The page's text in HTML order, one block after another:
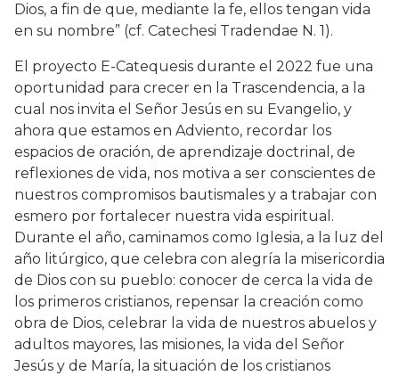
Dios, a fin de que, mediante la fe, ellos tengan vida
en su nombre” (cf. Catechesi Tradendae N. 1).
El proyecto E-Catequesis durante el 2022 fue una
oportunidad para crecer en la Trascendencia, a la
cual nos invita el Señor Jesús en su Evangelio, y
ahora que estamos en Adviento, recordar los
espacios de oración, de aprendizaje doctrinal, de
reflexiones de vida, nos motiva a ser conscientes de
nuestros compromisos bautismales y a trabajar con
esmero por fortalecer nuestra vida espiritual.
Durante el año, caminamos como Iglesia, a la luz del
año litúrgico, que celebra con alegría la misericordia
de Dios con su pueblo: conocer de cerca la vida de
los primeros cristianos, repensar la creación como
obra de Dios, celebrar la vida de nuestros abuelos y
adultos mayores, las misiones, la vida del Señor
Jesús y de María, la situación de los cristianos